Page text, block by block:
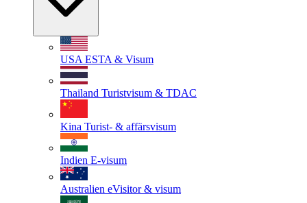
USA ESTA & Visum
Thailand Turistvisum & TDAC
Kina Turist- & affärsvisum
Indien E-visum
Australien eVisitor & visum